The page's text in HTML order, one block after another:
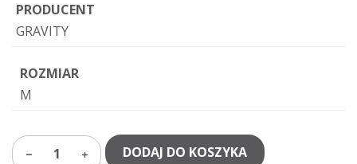
PRODUCENT
GRAVITY
ROZMIAR
M
1 DODAJ DO KOSZYKA